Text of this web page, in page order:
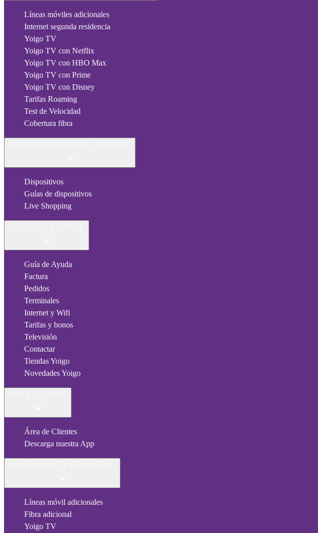
Líneas móviles adicionales
Internet segunda residencia
Yoigo TV
Yoigo TV con Netflix
Yoigo TV con HBO Max
Yoigo TV con Prime
Yoigo TV con Disney
Tarifas Roaming
Test de Velocidad
Cobertura fibra
Dispositivos
Guías de dispositivos
Live Shopping
Guía de Ayuda
Factura
Pedidos
Terminales
Internet y Wifi
Tarifas y bonos
Televisión
Contactar
Tiendas Yoigo
Novedades Yoigo
Área de Clientes
Descarga nuestra App
Líneas móvil adicionales
Fibra adicional
Yoigo TV